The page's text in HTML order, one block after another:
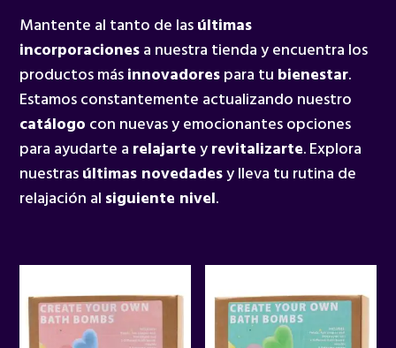
Mantente al tanto de lasúltimas
incorporacionesa nuestra tienda y encuentra los
productos másinnovadorespara tu bienestar.
Estamos constantemente actualizando nuestro
catálogo con nuevas y emocionantes opciones
para ayudarte a relajarteyrevitalizarte. Explora
nuestrasúltimas novedadesy lleva tu rutina de
relajación al siguiente nivel.